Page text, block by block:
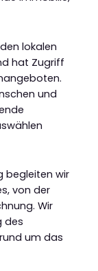
lokalen
hat Zugriff
und
begleiten wir
von der
Wir
des
um das